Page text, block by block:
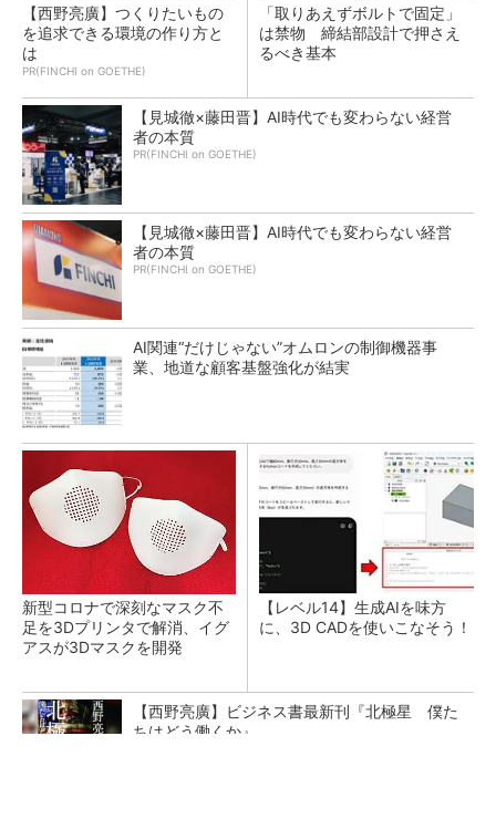
【西野亮廣】つくりたいもの
を追求できる環境の作り方と
は
PR(FINCHI on GOETHE)
「取りあえずボルトで固定」
は禁物 締結部設計で押さえ
るべき基本
【見城徹×藤田晋】AI時代でも変わらない経営
者の本質
PR(FINCHI on GOETHE)
【見城徹×藤田晋】AI時代でも変わらない経営
者の本質
PR(FINCHI on GOETHE)
AI関連“だけじゃない”オムロンの制御機器事
業、地道な顧客基盤強化が結実
新型コロナで深刻なマスク不
足を3Dプリンタで解消、イグ
アスが3Dマスクを開発
【レベル14】生成AIを味方
に、3D CADを使いこなそう！
【西野亮廣】ビジネス書最新刊『北極星 僕た
ちはどう働くか』